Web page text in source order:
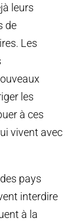
leurs
de
Les
les
à ces
vivent avec
pays
interdire
à la